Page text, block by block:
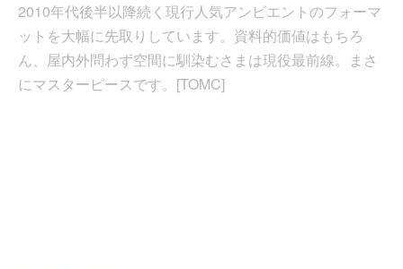
2010年代後半以降続く現行人気アンビエントのフォーマ
ットを大幅に先取りしています。資料的価値はもちろ
ん、屋内外問わず空間に馴染むさまは現役最前線。まさ
にマスターピースです。[TOMC]